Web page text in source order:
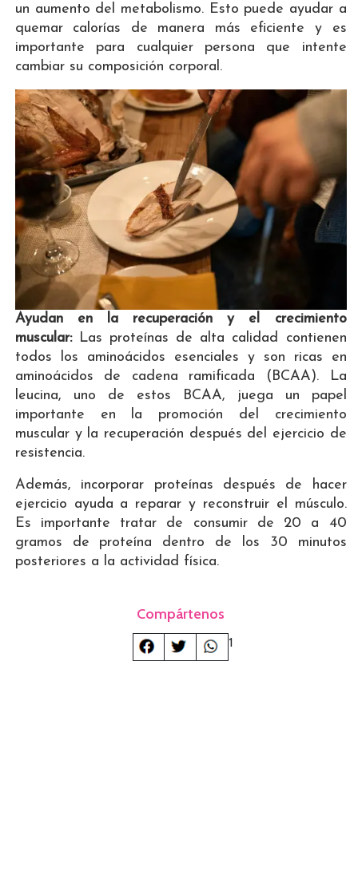
un aumento del metabolismo. Esto puede ayudar a
quemar calorías de manera más eficiente y es
importante para cualquier persona que intente
cambiar su composición corporal.
Ayudan en la recuperación y el crecimiento
muscular:Las proteínas de alta calidad contienen
todos los aminoácidos esenciales y son ricas en
aminoácidos de cadena ramificada (BCAA). La
leucina, uno de estos BCAA, juega un papel
importante en la promoción del crecimiento
muscular y la recuperación después del ejercicio de
resistencia.
Además, incorporar proteínas después de hacer
ejercicio ayuda a reparar y reconstruir el músculo.
Es importante tratar de consumir de 20 a 40
gramos de proteína dentro de los 30 minutos
posteriores a la actividad física.
Compártenos
1